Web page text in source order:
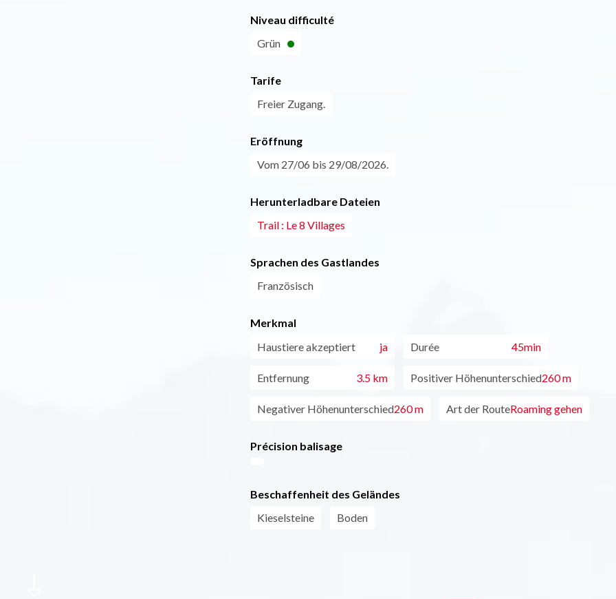
Niveau difficulté
Grün
Tarife
Freier Zugang.
Eröffnung
Vom 27/06 bis 29/08/2026.
Herunterladbare Dateien
Trail : Le 8 Villages
Sprachen des Gastlandes
Französisch
Merkmal
Haustiere akzeptiert
ja Durée 45min
Entfernung 3.5 km Positiver Höhenunterschied260 m
Negativer Höhenunterschied260 m Art der RouteRoaming gehen
Précision balisage
Beschaffenheit des Geländes
Kieselsteine
Boden